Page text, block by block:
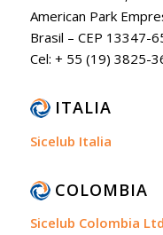
American Park
Brasil – CEP 13347-
Cel: + 55 (19) 3825-
ITALIA
Sicelub Italia
COLOMBIA
Sicelub Colombia